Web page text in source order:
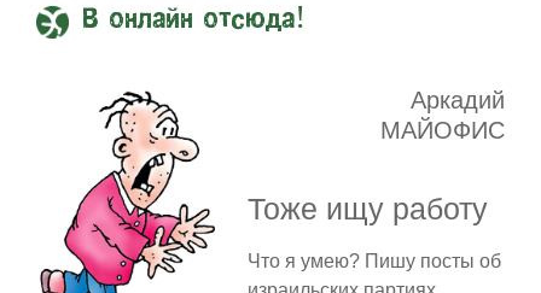
В онлайн отсюда!
Аркадий
МАЙОФИС
Тоже ищу работу
Что я умею? Пишу посты об